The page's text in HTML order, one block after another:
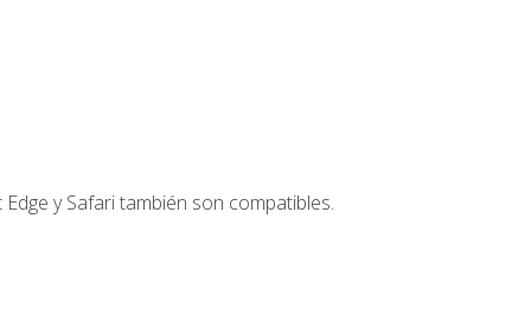
y Safari también son compatibles.